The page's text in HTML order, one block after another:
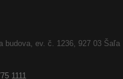
budova, ev. č. 1236, 927 03 Šaľa
1111